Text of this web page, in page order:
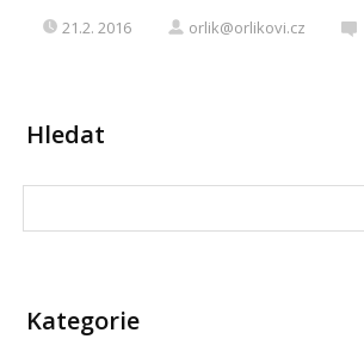
21.2. 2016 orlik@orlikovi.cz
Hledat
Kategorie